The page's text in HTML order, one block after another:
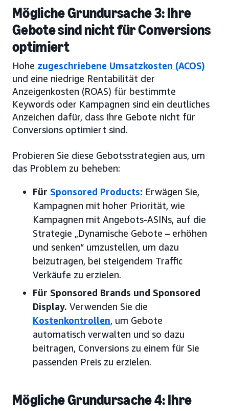
Mögliche Grundursache 3: Ihre
Gebote sind nicht für Conversions
optimiert
Hohe zugeschriebene Umsatzkosten (ACOS)
und eine niedrige Rentabilität der
Anzeigenkosten (ROAS) für bestimmte
Keywords oder Kampagnen sind ein deutliches
Anzeichen dafür, dass Ihre Gebote nicht für
Conversions optimiert sind.
Probieren Sie diese Gebotsstrategien aus, um
das Problem zu beheben:
Für Sponsored Products: Erwägen Sie,
Kampagnen mit hoher Priorität, wie
Kampagnen mit Angebots-ASINs, auf die
Strategie „Dynamische Gebote – erhöhen
und senken“ umzustellen, um dazu
beizutragen, bei steigendem Traffic
Verkäufe zu erzielen.
Für Sponsored Brands und Sponsored
Display. Verwenden Sie die
Kostenkontrollen, um Gebote
automatisch verwalten und so dazu
beitragen, Conversions zu einem für Sie
passenden Preis zu erzielen.
Mögliche Grundursache 4: Ihre